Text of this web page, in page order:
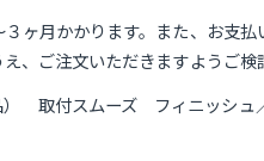
月かかります。また、お支
ご注文いただきますようご検
取付スムーズ フィニッシュ